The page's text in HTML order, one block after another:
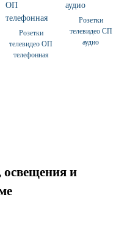
Розетки
телевидео ОП
телефонная
Розетки
телевидео СП
аудио
освещения и